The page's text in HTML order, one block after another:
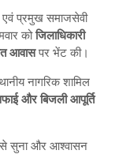
एवं प्रमुख समाजसेवी
कोजिलाधिकारी
आवासपर भेंट की।
नागरिक शामिल
और बिजली आपूर्ति
से सुना और आश्वासन